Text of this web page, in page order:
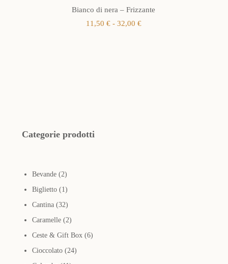
Bianco di nera – Frizzante
11,50 € - 32,00 €Fascia
Categorie prodotti
Bevande 22
prodotti
Biglietto 11
prodotto
Cantina 3232
prodotti
Caramelle 22
prodotti
Ceste & Gift Box 66
Cioccolato 2424